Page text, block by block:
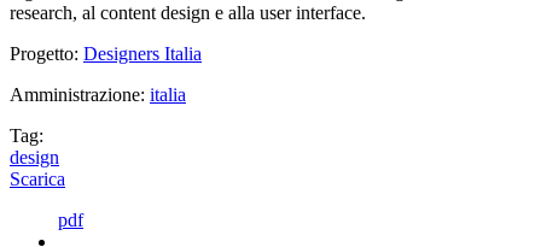
research, al content design e alla user interface.
Progetto: Designers Italia
Amministrazione: italia
Tag:
design
Scarica
pdf